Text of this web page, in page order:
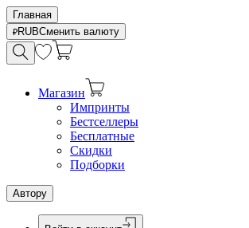
Главная
RUBСменить валюту
Магазин
Импринты
Бестселлеры
Бесплатные
Скидки
Подборки
Автору